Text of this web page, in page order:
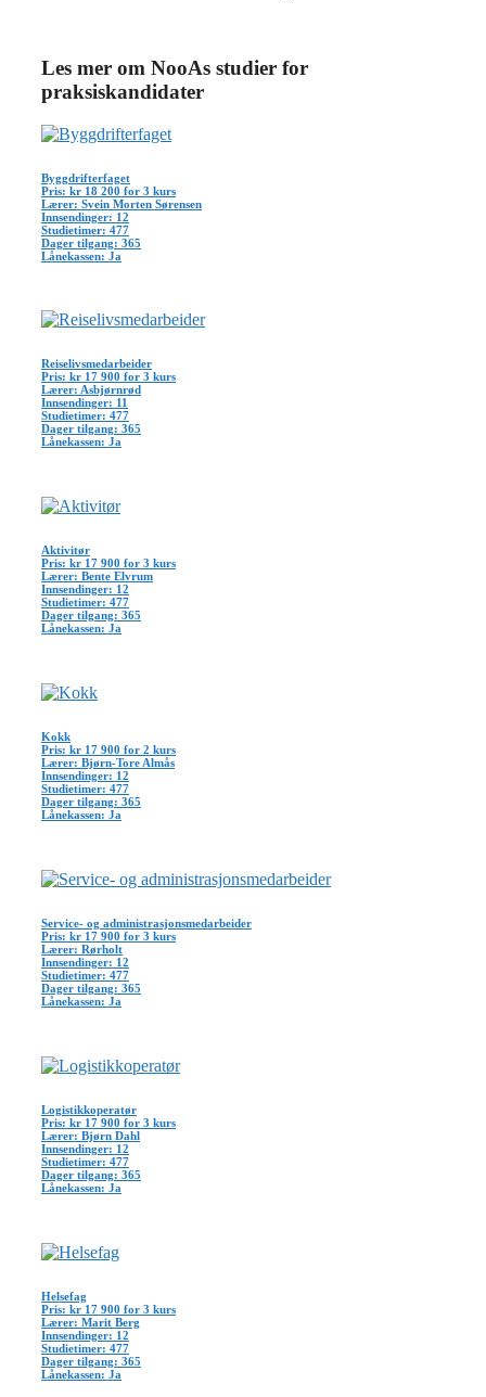
Les mer om NooAs studier for
praksiskandidater
Byggdrifterfaget
Pris: kr 18 200 for 3 kurs
Lærer: Svein Morten Sørensen
Innsendinger: 12
Studietimer: 477
Dager tilgang: 365
Lånekassen: Ja
Reiselivsmedarbeider
Pris: kr 17 900 for 3 kurs
Lærer: Asbjørnrød
Innsendinger: 11
Studietimer: 477
Dager tilgang: 365
Lånekassen: Ja
Aktivitør
Pris: kr 17 900 for 3 kurs
Lærer: Bente Elvrum
Innsendinger: 12
Studietimer: 477
Dager tilgang: 365
Lånekassen: Ja
Kokk
Pris: kr 17 900 for 2 kurs
Lærer: Bjørn-Tore Almås
Innsendinger: 12
Studietimer: 477
Dager tilgang: 365
Lånekassen: Ja
Service- og administrasjonsmedarbeider
Pris: kr 17 900 for 3 kurs
Lærer: Rørholt
Innsendinger: 12
Studietimer: 477
Dager tilgang: 365
Lånekassen: Ja
Logistikkoperatør
Pris: kr 17 900 for 3 kurs
Lærer: Bjørn Dahl
Innsendinger: 12
Studietimer: 477
Dager tilgang: 365
Lånekassen: Ja
Helsefag
Pris: kr 17 900 for 3 kurs
Lærer: Marit Berg
Innsendinger: 12
Studietimer: 477
Dager tilgang: 365
Lånekassen: Ja